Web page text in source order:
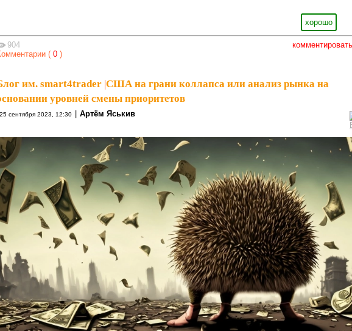
хорошо
комментировать
904
( 0 )
им. smart4trader США на грани коллапса или анализ рынка на
уровней смены приоритетов
25 сентября 2023, 12:30 Артём Яськив